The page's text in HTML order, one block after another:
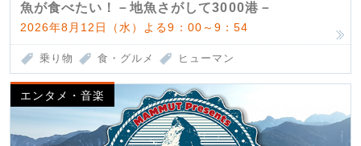
魚が食べたい！－地魚さがして3000港－
2026年8月12日（水）よる9：00～9：54
乗り物 食・グルメ ヒューマン
エンタメ・音楽